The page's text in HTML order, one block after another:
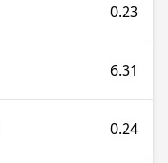
0.23
6.31
0.24